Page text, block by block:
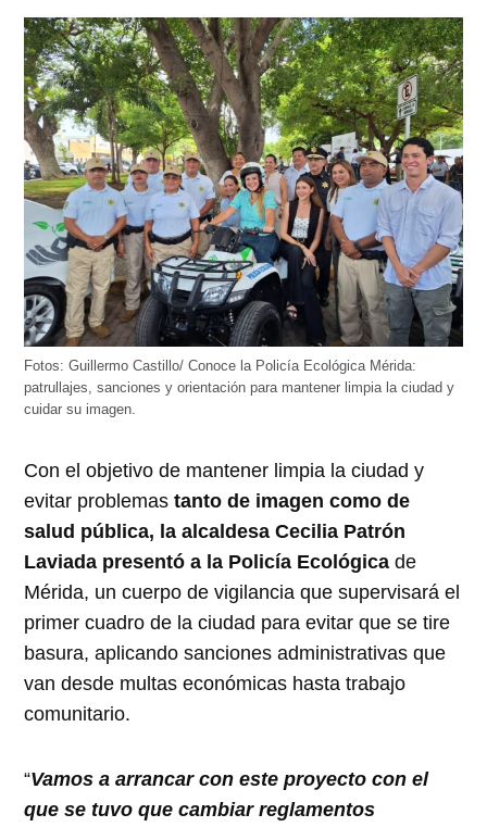
Fotos: Guillermo Castillo/ Conoce la Policía Ecológica Mérida:
patrullajes, sanciones y orientación para mantener limpia la ciudad y
cuidar su imagen.
Con el objetivo de mantener limpia la ciudad y
evitar problemas tanto de imagen como de
salud pública, la alcaldesa Cecilia Patrón
Laviada presentó a la Policía Ecológicade
Mérida, un cuerpo de vigilancia que supervisará el
primer cuadro de la ciudad para evitar que se tire
basura, aplicando sanciones administrativas que
van desde multas económicas hasta trabajo
comunitario.
“Vamos a arrancar con este proyecto con el
que se tuvo que cambiar reglamentos